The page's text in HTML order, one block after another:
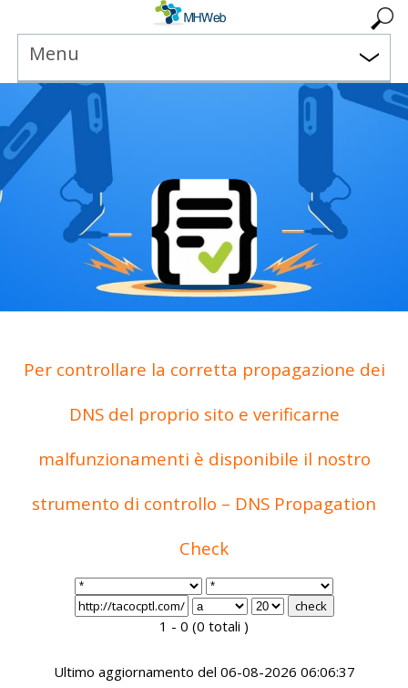
Menu
Per controllare la corretta propagazione dei
DNS del proprio sito e verificarne
malfunzionamenti è disponibile il nostro
strumento di controllo – DNS Propagation
Check
1 - 0 (0 totali )
Ultimo aggiornamento del 06-08-2026 06:06:37